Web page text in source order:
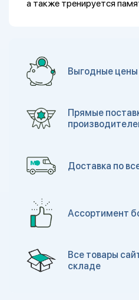
а также тренируется
Выгодные цены
Прямые
Доставка по
Ассортимент
Все товары
складе